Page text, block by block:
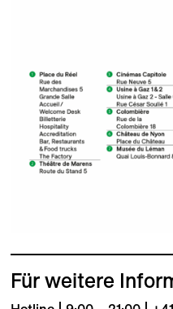
Für weitere